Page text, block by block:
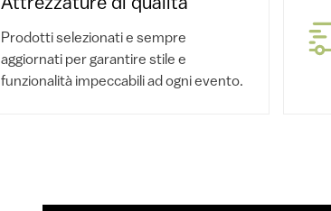
Prodotti selezionati e sempre
aggiornati per garantire stile e
funzionalità impeccabili ad ogni evento.